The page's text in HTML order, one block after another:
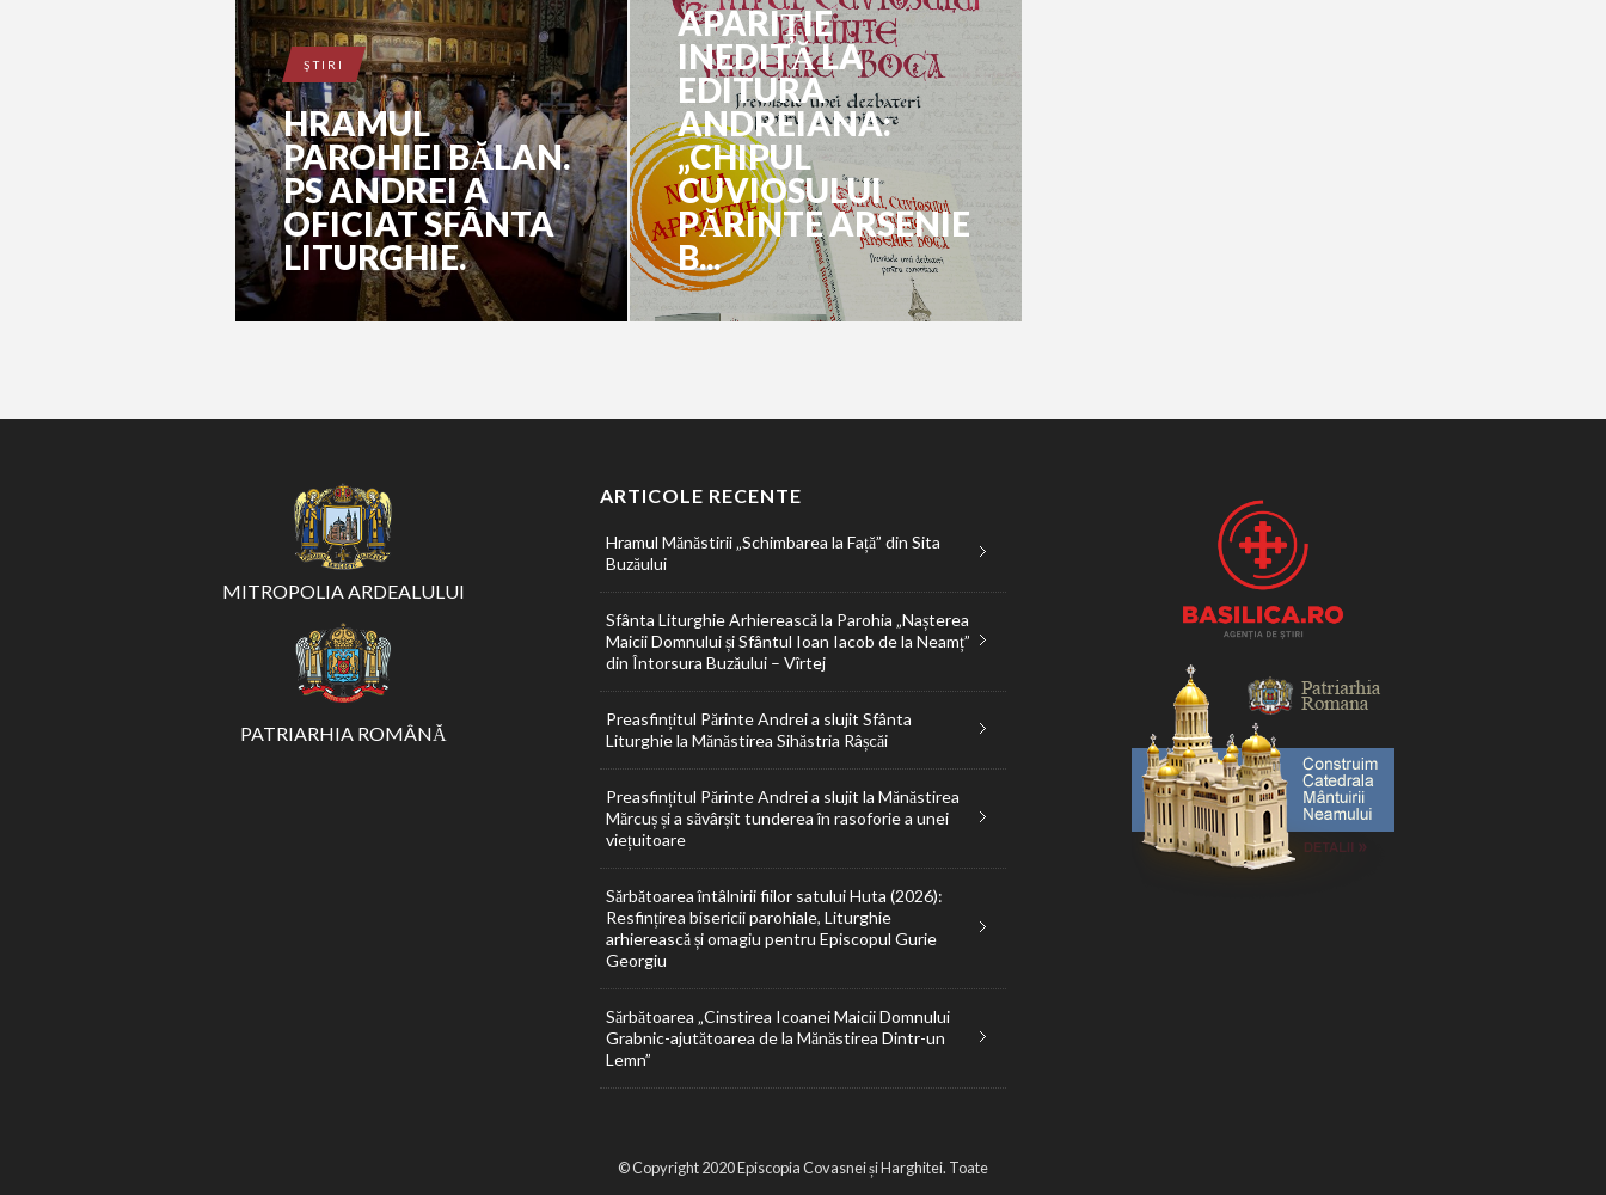
ŞTIRI
HRAMUL
PAROHIEI BĂLAN.
PS ANDREI A
OFICIAT SFÂNTA
LITURGHIE.
APARIȚIE
INEDITĂ LA
EDITURA
ANDREIANA:
„CHIPUL
CUVIOSULUI
PĂRINTE ARSENIE
B...
MITROPOLIA ARDEALULUI
PATRIARHIA ROMÂNĂ
ARTICOLE RECENTE
Hramul Mănăstirii „Schimbarea la Față” din Sita
Buzăului
Sfânta Liturghie Arhierească la Parohia „Nașterea
Maicii Domnului și Sfântul Ioan Iacob de la Neamț”
din Întorsura Buzăului – Vîrtej
Preasfințitul Părinte Andrei a slujit Sfânta
Liturghie la Mănăstirea Sihăstria Râșcăi
Preasfințitul Părinte Andrei a slujit la Mănăstirea
Mărcuș și a săvârșit tunderea în rasoforie a unei
viețuitoare
Sărbătoarea întâlnirii fiilor satului Huta (2026):
Resfințirea bisericii parohiale, Liturghie
arhierească și omagiu pentru Episcopul Gurie
Georgiu
Sărbătoarea „Cinstirea Icoanei Maicii Domnului
Grabnic-ajutătoarea de la Mănăstirea Dintr-un
Lemn”
© Copyright 2020 Episcopia Covasnei și Harghitei. Toate